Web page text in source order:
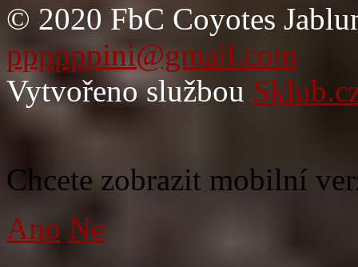
© 2020 FbC Coyotes
ppppppini@gmail.com
Vytvořeno službou
Chcete zobrazit mobilní
Ano Ne